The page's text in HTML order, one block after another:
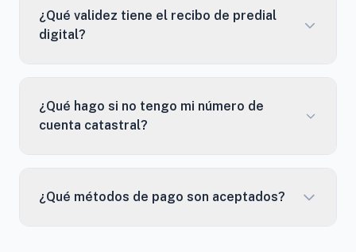
¿Qué validez tiene el recibo de predial
digital?
¿Qué hago si no tengo mi número de
cuenta catastral?
¿Qué métodos de pago son aceptados?